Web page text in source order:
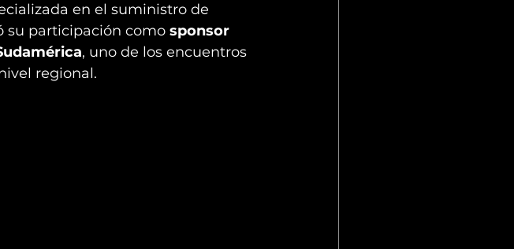
en el suministro de
su participación como sponsor
, uno de los encuentros
regional.